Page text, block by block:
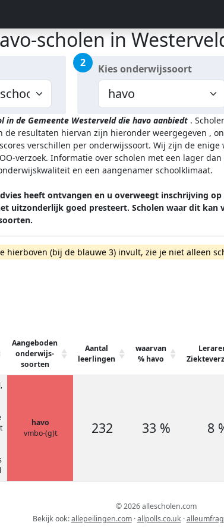
scholen in
2 Kies onderwijssoort
in de Gemeente Westerveld die havo aanbiedt .
de resultaten hiervan zijn hieronder weergegeven ,
verschillen per onderwijssoort. Wij zijn de enige
verzoek. Informatie over scholen met een lager
en een aangenamer schoolklimaat.
heeft ontvangen en u overweegt inschrijving
uitzonderlijk goed presteert. Scholen waar dit
hierboven (bij de blauwe 3) invult, zie je niet alleen
Aangeboden
onderwijs-
soorten
Aantal
leerlingen
waarvan
% havo
havo
vmbo-(g)t
232 33 % 8
© 2026 allescholen.com
Bekijk ook:allepeilingen.com·allpolls.co.uk ·